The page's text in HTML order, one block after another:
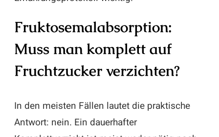
Fruktosemalabsorption:
Muss man komplett auf
Fruchtzucker verzichten?
In den meisten Fällen lautet die praktische
Antwort: nein. Ein dauerhafter